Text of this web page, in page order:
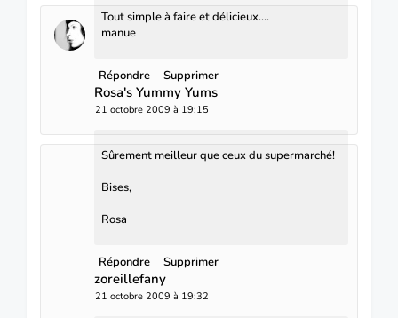
Tout simple à faire et délicieux....
manue
Répondre Supprimer
Rosa's Yummy Yums
21 octobre 2009 à 19:15
Sûrement meilleur que ceux du supermarché!
Bises,
Rosa
Répondre Supprimer
zoreillefany
21 octobre 2009 à 19:32